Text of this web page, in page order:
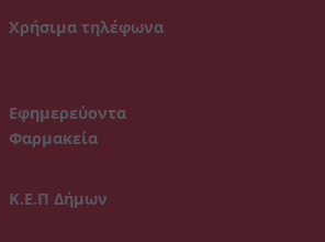
Χρήσιμα τηλέφωνα
Εφημερεύοντα
Φαρμακεία
Κ.Ε.Π Δήμων